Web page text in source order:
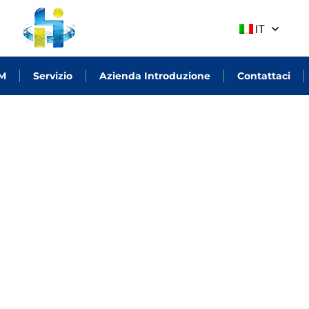
IT
Servizio Azienda Introduzione Contattaci